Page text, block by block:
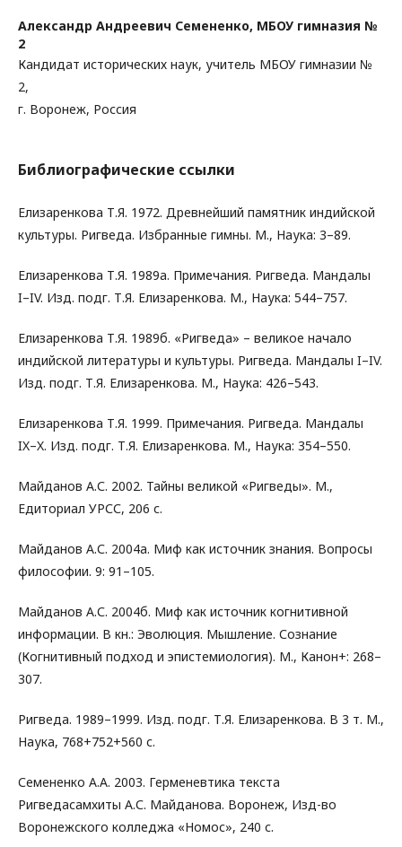
Александр Андреевич Семененко, МБОУ гимназия №
2
Кандидат исторических наук, учитель МБОУ гимназии №
2,
г. Воронеж, Россия
Библиографические ссылки
Елизаренкова Т.Я. 1972. Древнейший памятник индийской
культуры. Ригведа. Избранные гимны. М., Наука: 3–89.
Елизаренкова Т.Я. 1989а. Примечания. Ригведа. Мандалы
I–IV. Изд. подг. Т.Я. Елизаренкова. М., Наука: 544–757.
Елизаренкова Т.Я. 1989б. «Ригведа» – великое начало
индийской литературы и культуры. Ригведа. Мандалы I–IV.
Изд. подг. Т.Я. Елизаренкова. М., Наука: 426–543.
Елизаренкова Т.Я. 1999. Примечания. Ригведа. Мандалы
IX–X. Изд. подг. Т.Я. Елизаренкова. М., Наука: 354–550.
Майданов А.С. 2002. Тайны великой «Ригведы». М.,
Едиториал УРСС, 206 с.
Майданов А.С. 2004а. Миф как источник знания. Вопросы
философии. 9: 91–105.
Майданов А.С. 2004б. Миф как источник когнитивной
информации. В кн.: Эволюция. Мышление. Сознание
(Когнитивный подход и эпистемиология). М., Канон+: 268–
307.
Ригведа. 1989–1999. Изд. подг. Т.Я. Елизаренкова. В 3 т. М.,
Наука, 768+752+560 с.
Семененко А.А. 2003. Герменевтика текста
Ригведасамхиты А.С. Майданова. Воронеж, Изд-во
Воронежского колледжа «Номос», 240 с.